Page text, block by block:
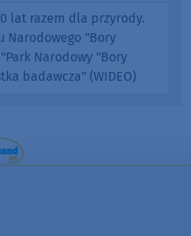
lat razem dla przyrody.
Narodowego "Bory
Narodowy "Bory
badawcza" (WIDEO)